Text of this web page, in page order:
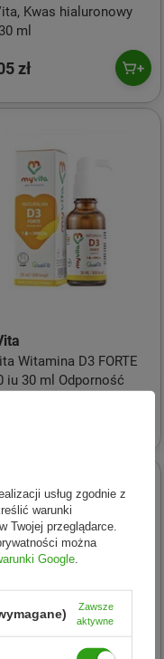
Kwas hialuronowy
ml
zł
Witamina D3 FORTE
iu 30 ml Odporność
usług zgodnie z
warunki
Twojej przeglądarce.
można
Google
Zawsze
aktywne